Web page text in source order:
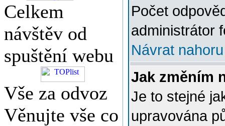
Celkem
návštěv od
spuštění webu
Vše za odvoz
Věnujte vše co
Počet
administrátor
Návrat nahoru
Jak změním
Je to stejné
upravována